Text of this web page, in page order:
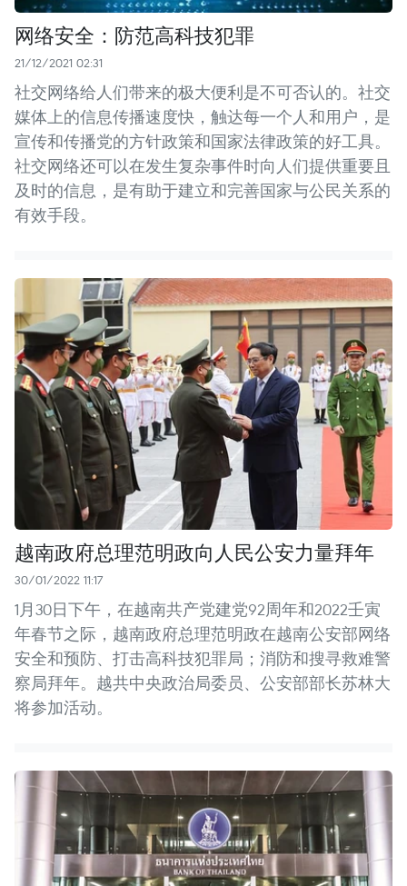
网络安全：防范高科技犯罪
21/12/2021 02:31
社交网络给人们带来的极大便利是不可否认的。社交
媒体上的信息传播速度快，触达每一个人和用户，是
宣传和传播党的方针政策和国家法律政策的好工具。
社交网络还可以在发生复杂事件时向人们提供重要且
及时的信息，是有助于建立和完善国家与公民关系的
有效手段。
越南政府总理范明政向人民公安力量拜年
30/01/2022 11:17
1月30日下午，在越南共产党建党92周年和2022壬寅
年春节之际，越南政府总理范明政在越南公安部网络
安全和预防、打击高科技犯罪局；消防和搜寻救难警
察局拜年。越共中央政治局委员、公安部部长苏林大
将参加活动。